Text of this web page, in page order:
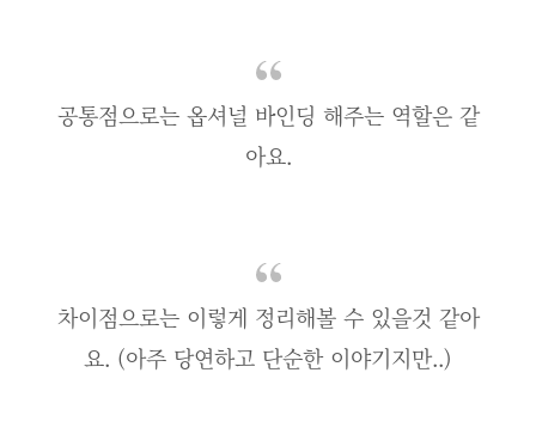
공통점으로는 옵셔널 바인딩 해주는 역할은 같
아요.
차이점으로는 이렇게 정리해볼 수 있을것 같아
요. (아주 당연하고 단순한 이야기지만..)